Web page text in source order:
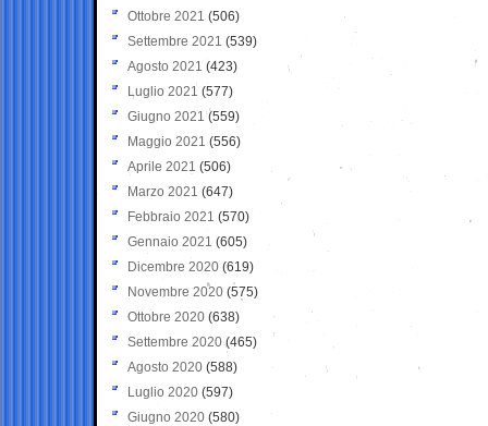
Ottobre 2021 (506)
Settembre 2021 (539)
Agosto 2021 (423)
Luglio 2021 (577)
Giugno 2021(559)
Maggio 2021 (556)
Aprile 2021 (506)
Marzo 2021 (647)
Febbraio 2021 (570)
Gennaio 2021 (605)
Dicembre 2020 (619)
Novembre 2020 (575)
Ottobre 2020 (638)
Settembre 2020(465)
Agosto 2020 (588)
Luglio 2020 (597)
Giugno 2020 (580)